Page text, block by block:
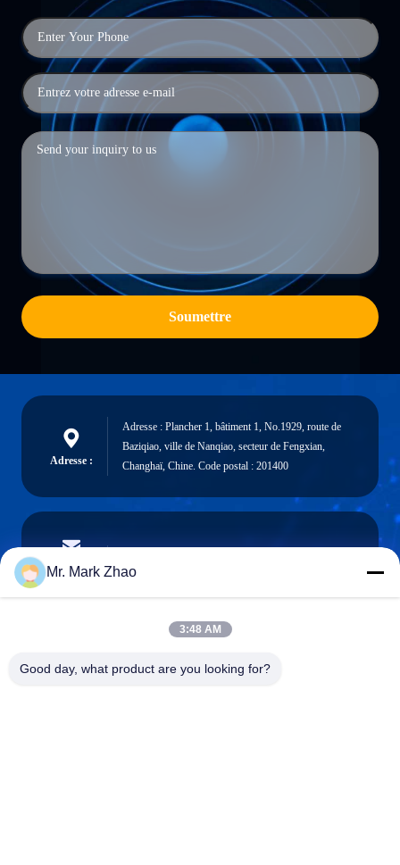
Soumettre
Adresse :
Adresse : Plancher 1, bâtiment 1, No.1929, route de
Baziqiao, ville de Nanqiao, secteur de Fengxian,
Changhaï, Chine. Code postal : 201400
Email
Téléphone :
Mr. Mark Zhao
3:48 AM
Good day, what product are you looking for?